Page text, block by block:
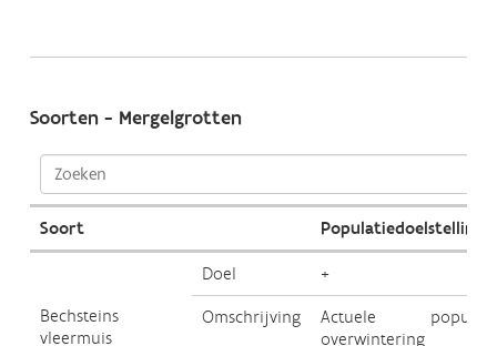
Soorten - Mergelgrotten
Soort Populatiedoelstelling
Doel
+
Bechsteins
vleermuis
Omschrijving
Actuele
overwintering